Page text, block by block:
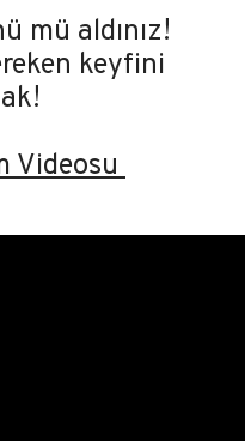
mü aldınız!
keyfini
Videosu